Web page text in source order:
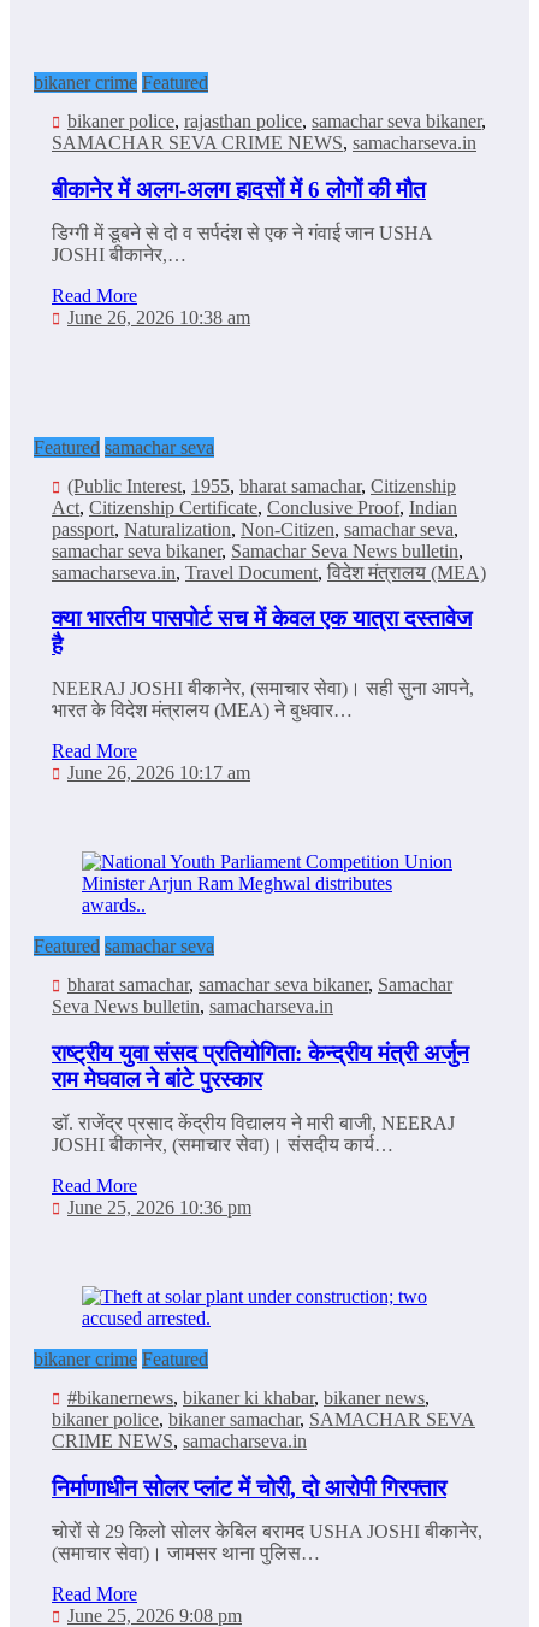
bikaner crime Featured
bikaner police, rajasthan police, samachar seva bikaner,
SAMACHAR SEVA CRIME NEWS, samacharseva.in
बीकानेर में अलग-अलग हादसों में 6 लोगों की मौत
डिग्गी में डूबने से दो व सर्पदंश से एक ने गंवाई जान USHA
JOSHI बीकानेर,…
Read More
June 26, 2026 10:38 am
Featured samachar seva
(Public Interest, 1955, bharat samachar, Citizenship
Act, Citizenship Certificate, Conclusive Proof, Indian
passport, Naturalization, Non-Citizen, samachar seva,
samachar seva bikaner, Samachar Seva News bulletin,
samacharseva.in, Travel Document, विदेश मंत्रालय (MEA)
क्‍या भारतीय पासपोर्ट सच में केवल एक यात्रा दस्तावेज
है
NEERAJ JOSHI बीकानेर, (समाचार सेवा)। सही सुना आपने,
भारत के विदेश मंत्रालय (MEA) ने बुधवार…
Read More
June 26, 2026 10:17 am
Featured samachar seva
bharat samachar, samachar seva bikaner, Samachar
Seva News bulletin, samacharseva.in
राष्ट्रीय युवा संसद प्रतियोगिता: केन्‍द्रीय मंत्री अर्जुन
राम मेघवाल ने बांटे पुरस्कार
डॉ. राजेंद्र प्रसाद केंद्रीय विद्यालय ने मारी बाजी, NEERAJ
JOSHI बीकानेर, (समाचार सेवा)। संसदीय कार्य…
Read More
June 25, 2026 10:36 pm
bikaner crime Featured
#bikanernews, bikaner ki khabar, bikaner news,
bikaner police, bikaner samachar, SAMACHAR SEVA
CRIME NEWS, samacharseva.in
निर्माणाधीन सोलर प्लांट में चोरी, दो आरोपी गिरफ्तार
चोरों से 29 किलो सोलर केबिल बरामद USHA JOSHI बीकानेर,
(समाचार सेवा)। जामसर थाना पुलिस…
Read More
June 25, 2026 9:08 pm